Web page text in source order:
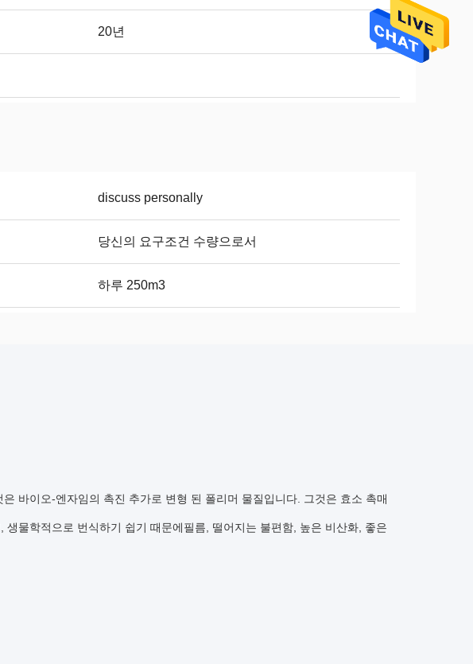
20년
discuss personally
당신의 요구조건 수량으로서
하루 250m3
바이오-엔자임의 촉진 추가로 변형 된 폴리머 물질입니다. 그것은 효소 촉매
물학적으로 번식하기 쉽기 때문에필름, 떨어지는 불편함, 높은 비산화, 좋은